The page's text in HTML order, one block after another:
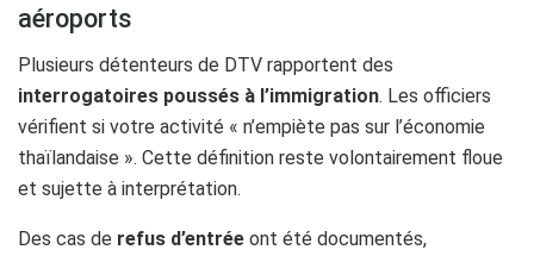
aéroports
Plusieurs détenteurs de DTV rapportent des
interrogatoires poussés à l’immigration. Les officiers
vérifient si votre activité « n’empiète pas sur l’économie
thaïlandaise ». Cette définition reste volontairement floue
et sujette à interprétation.
Des cas de refus d’entrée ont été documentés,